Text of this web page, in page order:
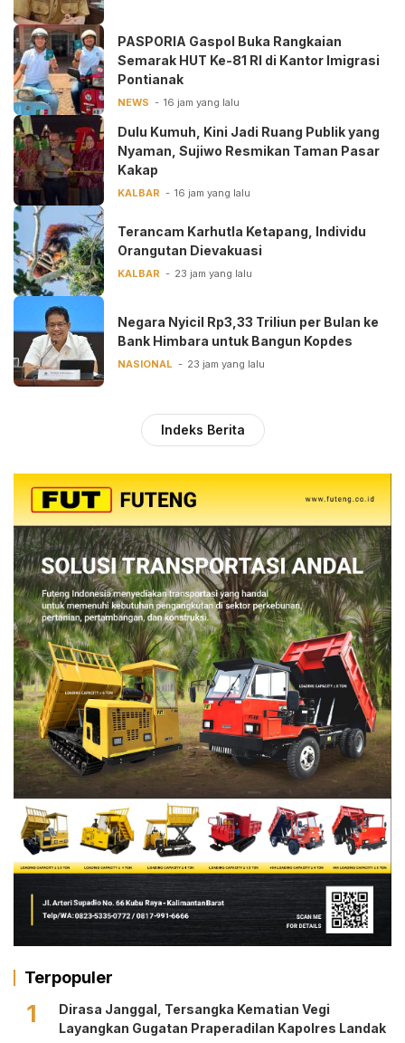
PASPORIA Gaspol Buka Rangkaian
Semarak HUT Ke-81 RI di Kantor Imigrasi
Pontianak
NEWS 16 jam yang lalu
Dulu Kumuh, Kini Jadi Ruang Publik yang
Nyaman, Sujiwo Resmikan Taman Pasar
Kakap
KALBAR 16 jam yang lalu
Terancam Karhutla Ketapang, Individu
Orangutan Dievakuasi
KALBAR 23 jam yang lalu
Negara Nyicil Rp3,33 Triliun per Bulan ke
Bank Himbara untuk Bangun Kopdes
NASIONAL 23 jam yang lalu
Indeks Berita
Terpopuler
1
Dirasa Janggal, Tersangka Kematian Vegi
Layangkan Gugatan Praperadilan Kapolres Landak